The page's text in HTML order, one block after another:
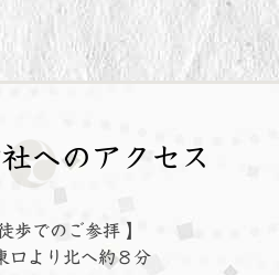
へのアクセス
歩でのご参拝 】
口より北へ約８分